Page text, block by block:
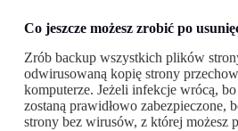
Co jeszcze możesz zrobić po
Zrób backup wszystkich plików
odwirusowaną kopię strony
komputerze. Jeżeli infekcje wrócą,
zostaną prawidłowo zabezpieczone,
strony bez wirusów, z której możesz